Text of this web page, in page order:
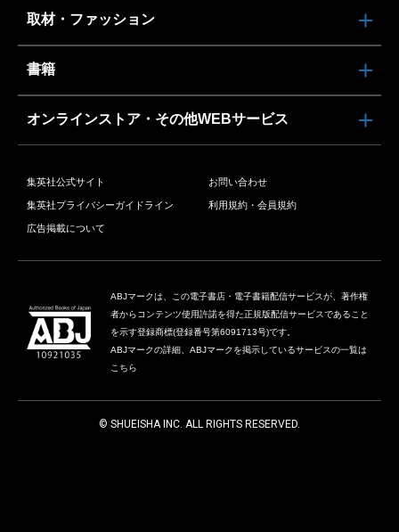
取材・ファッション
書籍
オンラインストア・その他WEBサービス
集英社公式サイト お問い合わせ
集英社プライバシーガイドライン 利用規約・会員規約
広告掲載について
ABJマークは、この電子書店・電子書籍配信サービスが、著作権
者からコンテンツ使用許諾を得た正規版配信サービスであること
を示す登録商標(登録番号第6091713号)です。
ABJマークの詳細、ABJマークを掲示しているサービスの一覧は
こちら
© SHUEISHA INC. ALL RIGHTS RESERVED.